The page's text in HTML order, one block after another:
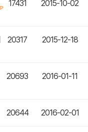
17431 2015-10-02
20317 2015-12-18
20693 2016-01-11
20644 2016-02-01